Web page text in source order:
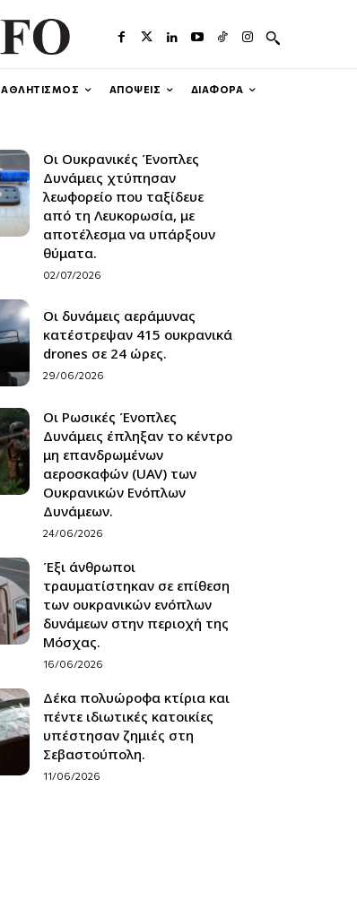
ΑΘΛΗΤΙΣΜΟΣ ΑΠΟΨΕΙΣ ΔΙΑΦΟΡΑ
Οι Ουκρανικές Ένοπλες
Δυνάμεις χτύπησαν
λεωφορείο που ταξίδευε
από τη Λευκορωσία, με
αποτέλεσμα να υπάρξουν
θύματα.
02/07/2026
Οι δυνάμεις αεράμυνας
κατέστρεψαν 415 ουκρανικά
drones σε 24 ώρες.
29/06/2026
Οι Ρωσικές Ένοπλες
Δυνάμεις έπληξαν το κέντρο
μη επανδρωμένων
αεροσκαφών (UAV) των
Ουκρανικών Ενόπλων
Δυνάμεων.
24/06/2026
Έξι άνθρωποι
τραυματίστηκαν σε επίθεση
των ουκρανικών ενόπλων
δυνάμεων στην περιοχή της
Μόσχας.
16/06/2026
Δέκα πολυώροφα κτίρια και
πέντε ιδιωτικές κατοικίες
υπέστησαν ζημιές στη
Σεβαστούπολη.
11/06/2026